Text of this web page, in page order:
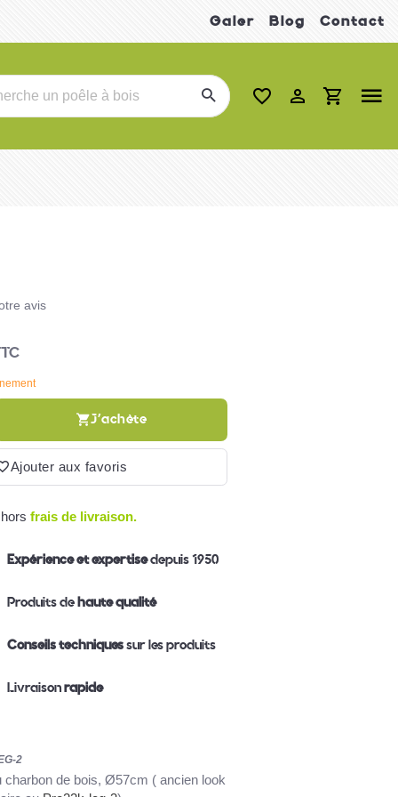
Galer Blog Contact
avis
J'achète
Ajouter aux favoris
frais de livraison.
Expérience et expertisedepuis 1950
Produits dehaute qualité
Conseils techniquessur les produits
Livraisonrapide
2
charbon de bois, Ø57cm ( ancien look